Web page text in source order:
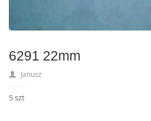
6291 22mm
Janusz
5 szt